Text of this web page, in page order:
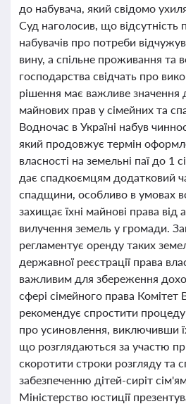
до набувача, який свідомо
Суд наголосив, що відсутність
набувачів про потреби
вину, а спільне проживання та
господарства свідчать про
рішення має важливе значення
майнових прав у сімейних та
Водночас в Україні набув
який продовжує термін
власності на земельні паї до 1
дає спадкоємцям додатковий
спадщини, особливо в умовах
захищає їхні майнові права від
вилучення земель у громади.
регламентує оренду таких
державної реєстрації права
важливим для збереження
сфері сімейного права Комітет
рекомендує спростити
про усиновлення, виключивши
що розглядаються за участю
скоротити строки розгляду
забезпеченню дітей-сиріт
Міністерство юстиції